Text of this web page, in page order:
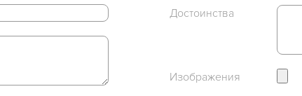
Достоинства
Изображения